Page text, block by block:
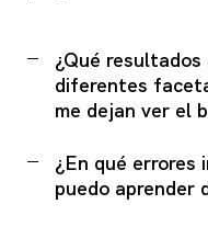
¿Qué
diferentes
me dejan ver el
¿En qué errores
puedo aprender